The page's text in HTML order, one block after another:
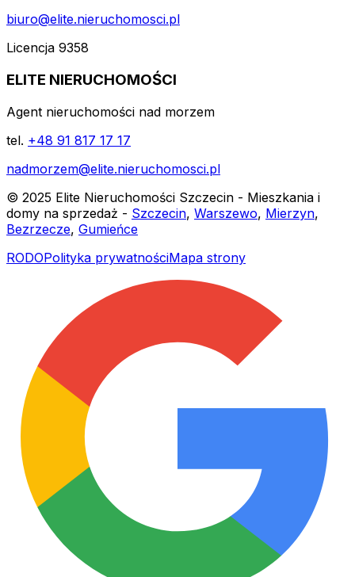
biuro@elite.nieruchomosci.pl
Licencja 9358
ELITE NIERUCHOMOŚCI
Agent nieruchomości nad morzem
tel. +48 91 817 17 17
nadmorzem@elite.nieruchomosci.pl
© 2025 Elite Nieruchomości Szczecin - Mieszkania i
domy na sprzedaż - Szczecin, Warszewo, Mierzyn,
Bezrzecze, Gumieńce
RODOPolityka prywatnościMapa strony